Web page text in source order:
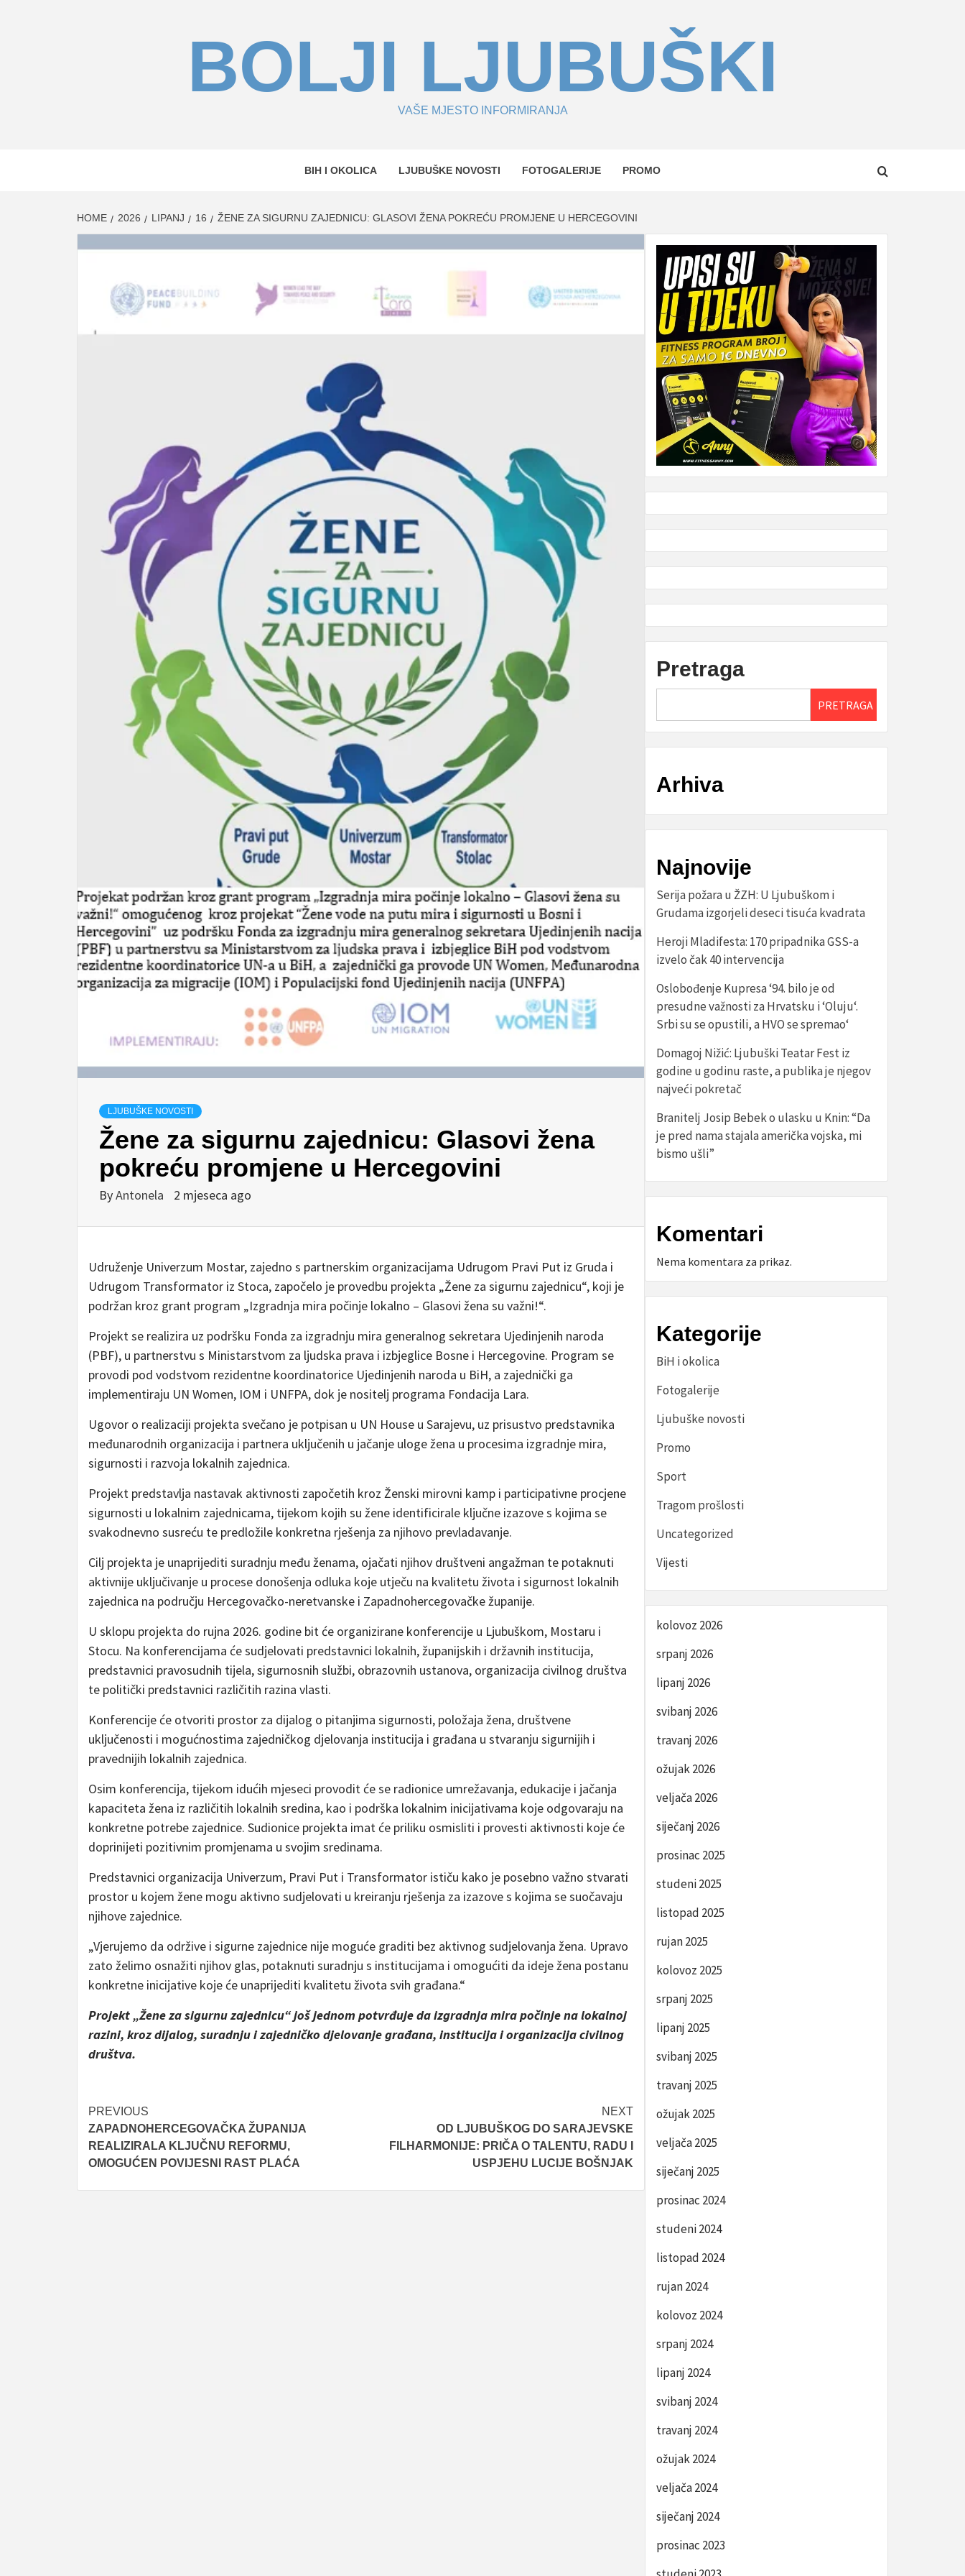
BOLJI LJUBUŠKI
VAŠE MJESTO INFORMIRANJA
BIH I OKOLICA LJUBUŠKE NOVOSTI FOTOGALERIJE PROMO
HOME 2026 LIPANJ 16 ŽENE ZA SIGURNU ZAJEDNICU: GLASOVI ŽENA POKREĆU PROMJENE U HERCEGOVINI
LJUBUŠKE NOVOSTI
Žene za sigurnu zajednicu: Glasovi žena
pokreću promjene u Hercegovini
ByAntonela 2 mjeseca ago
Udruženje Univerzum Mostar, zajedno s partnerskim organizacijama Udrugom Pravi Put iz Gruda i
Udrugom Transformator iz Stoca, započelo je provedbu projekta „Žene za sigurnu zajednicu“, koji je
podržan kroz grant program „Izgradnja mira počinje lokalno – Glasovi žena su važni!“.
Projekt se realizira uz podršku Fonda za izgradnju mira generalnog sekretara Ujedinjenih naroda
(PBF), u partnerstvu s Ministarstvom za ljudska prava i izbjeglice Bosne i Hercegovine. Program se
provodi pod vodstvom rezidentne koordinatorice Ujedinjenih naroda u BiH, a zajednički ga
implementiraju UN Women, IOM i UNFPA, dok je nositelj programa Fondacija Lara.
Ugovor o realizaciji projekta svečano je potpisan u UN House u Sarajevu, uz prisustvo predstavnika
međunarodnih organizacija i partnera uključenih u jačanje uloge žena u procesima izgradnje mira,
sigurnosti i razvoja lokalnih zajednica.
Projekt predstavlja nastavak aktivnosti započetih kroz Ženski mirovni kamp i participativne procjene
sigurnosti u lokalnim zajednicama, tijekom kojih su žene identificirale ključne izazove s kojima se
svakodnevno susreću te predložile konkretna rješenja za njihovo prevladavanje.
Cilj projekta je unaprijediti suradnju među ženama, ojačati njihov društveni angažman te potaknuti
aktivnije uključivanje u procese donošenja odluka koje utječu na kvalitetu života i sigurnost lokalnih
zajednica na području Hercegovačko-neretvanske i Zapadnohercegovačke županije.
U sklopu projekta do rujna 2026. godine bit će organizirane konferencije u Ljubuškom, Mostaru i
Stocu. Na konferencijama će sudjelovati predstavnici lokalnih, županijskih i državnih institucija,
predstavnici pravosudnih tijela, sigurnosnih službi, obrazovnih ustanova, organizacija civilnog društva
te politički predstavnici različitih razina vlasti.
Konferencije će otvoriti prostor za dijalog o pitanjima sigurnosti, položaja žena, društvene
uključenosti i mogućnostima zajedničkog djelovanja institucija i građana u stvaranju sigurnijih i
pravednijih lokalnih zajednica.
Osim konferencija, tijekom idućih mjeseci provodit će se radionice umrežavanja, edukacije i jačanja
kapaciteta žena iz različitih lokalnih sredina, kao i podrška lokalnim inicijativama koje odgovaraju na
konkretne potrebe zajednice. Sudionice projekta imat će priliku osmisliti i provesti aktivnosti koje će
doprinijeti pozitivnim promjenama u svojim sredinama.
Predstavnici organizacija Univerzum, Pravi Put i Transformator ističu kako je posebno važno stvarati
prostor u kojem žene mogu aktivno sudjelovati u kreiranju rješenja za izazove s kojima se suočavaju
njihove zajednice.
„Vjerujemo da održive i sigurne zajednice nije moguće graditi bez aktivnog sudjelovanja žena. Upravo
zato želimo osnažiti njihov glas, potaknuti suradnju s institucijama i omogućiti da ideje žena postanu
konkretne inicijative koje će unaprijediti kvalitetu života svih građana.“
Projekt „Žene za sigurnu zajednicu“ još jednom potvrđuje da izgradnja mira počinje na lokalnoj
razini, kroz dijalog, suradnju i zajedničko djelovanje građana, institucija i organizacija civilnog
društva.
Post
navigation
PREVIOUS
ZAPADNOHERCEGOVAČKA ŽUPANIJA
REALIZIRALA KLJUČNU REFORMU,
OMOGUĆEN POVIJESNI RAST PLAĆA
NEXT
OD LJUBUŠKOG DO SARAJEVSKE
FILHARMONIJE: PRIČA O TALENTU, RADU I
USPJEHU LUCIJE BOŠNJAK
Pretraga
PRETRAGA
Arhiva
Najnovije
Serija požara u ŽZH: U Ljubuškom i
Grudama izgorjeli deseci tisuća kvadrata
Heroji Mladifesta: 170 pripadnika GSS-a
izvelo čak 40 intervencija
Oslobođenje Kupresa ‘94. bilo je od
presudne važnosti za Hrvatsku i ‘Oluju‘.
Srbi su se opustili, a HVO se spremao‘
Domagoj Nižić: Ljubuški Teatar Fest iz
godine u godinu raste, a publika je njegov
najveći pokretač
Branitelj Josip Bebek o ulasku u Knin: “Da
je pred nama stajala američka vojska, mi
bismo ušli”
Komentari
Nema komentara za prikaz.
Kategorije
BiH i okolica
Fotogalerije
Ljubuške novosti
Promo
Sport
Tragom prošlosti
Uncategorized
Vijesti
kolovoz 2026
srpanj 2026
lipanj 2026
svibanj 2026
travanj 2026
ožujak 2026
veljača 2026
siječanj 2026
prosinac 2025
studeni 2025
listopad 2025
rujan 2025
kolovoz 2025
srpanj 2025
lipanj 2025
svibanj 2025
travanj 2025
ožujak 2025
veljača 2025
siječanj 2025
prosinac 2024
studeni 2024
listopad 2024
rujan 2024
kolovoz 2024
srpanj 2024
lipanj 2024
svibanj 2024
travanj 2024
ožujak 2024
veljača 2024
siječanj 2024
prosinac 2023